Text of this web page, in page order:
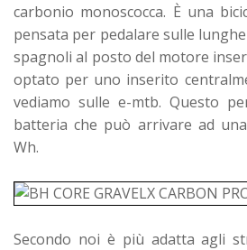
carbonio monoscocca. È una
pensata per pedalare sulle
spagnoli al posto del motore
optato per uno inserito
vediamo sulle e-mtb. Questo
batteria che può arrivare ad
Wh.
Secondo noi è più adatta agli